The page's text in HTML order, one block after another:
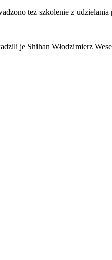
też szkolenie z
je Shihan Włodzimierz